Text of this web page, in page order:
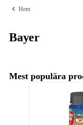
Hem
Bayer
Mest populära